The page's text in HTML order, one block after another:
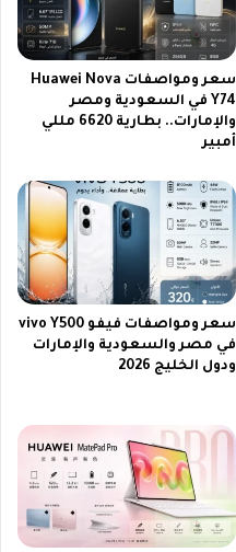
سعر ومواصفات Huawei Nova
Y74 في السعودية ومصر
والإمارات.. بطارية 6620 مللي
أمبير
سعر ومواصفات فيفو vivo Y500
في مصر والسعودية والإمارات
ودول الخليج 2026